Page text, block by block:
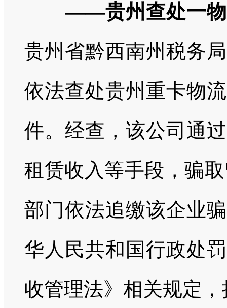
——贵州查处一物
贵州省黔西南州税务
依法查处贵州重卡物
件。经查，该公司通
租赁收入等手段，骗
部门依法追缴该企业
华人民共和国行政处
收管理法》相关规定